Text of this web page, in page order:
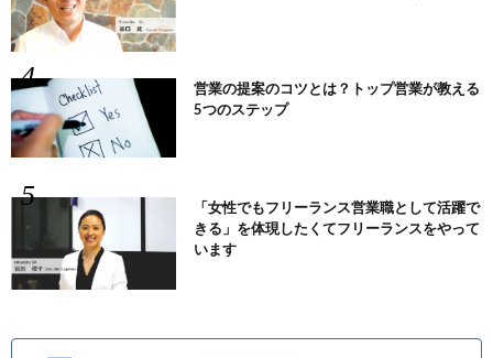
営業の提案のコツとは？トップ営業が教える
5つのステップ
「女性でもフリーランス営業職として活躍で
きる」を体現したくてフリーランスをやって
います